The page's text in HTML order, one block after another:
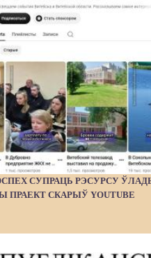
СУПРАЦЬ РЭСУРСУ
ПРАЕКТ СКАРЫЎ YOUTUBE